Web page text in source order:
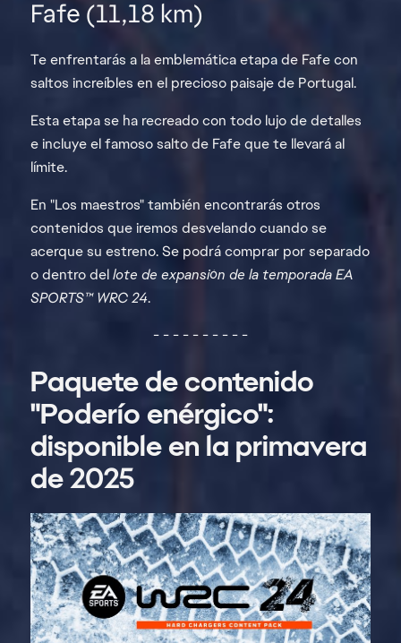
Fafe (11,18 km)
Te enfrentarás a la emblemática etapa de Fafe con
saltos increíbles en el precioso paisaje de Portugal.
Esta etapa se ha recreado con todo lujo de detalles
e incluye el famoso salto de Fafe que te llevará al
límite.
En "Los maestros" también encontrarás otros
contenidos que iremos desvelando cuando se
acerque su estreno. Se podrá comprar por separado
o dentro dellote de expansión de la temporada EA
SPORTS™ WRC 24.
- - - - - - - - - -
Paquete de contenido
"Poderío enérgico":
disponible en la primavera
de 2025